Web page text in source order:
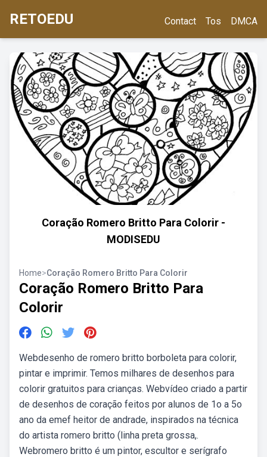
RETOEDU Contact Tos DMCA
Coração Romero Britto Para Colorir -
MODISEDU
Home>Coração Romero Britto Para Colorir
Coração Romero Britto Para
Colorir
Webdesenho de romero britto borboleta para colorir,
pintar e imprimir. Temos milhares de desenhos para
colorir gratuitos para crianças. Webvídeo criado a partir
de desenhos de coração feitos por alunos de 1o a 5o
ano da emef heitor de andrade, inspirados na técnica
do artista romero britto (linha preta grossa,.
Webromero britto é um pintor, escultor e serígrafo